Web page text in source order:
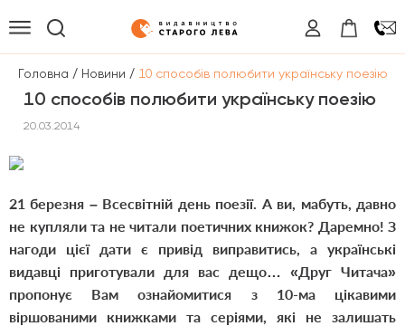
Головна / Новини / 10 способів полюбити українську поезію
10 способів полюбити українську поезію
20.03.2014
21 березня – Всесвітній день поезії. А ви, мабуть, давно
не купляли та не читали поетичних книжок? Даремно! З
нагоди цієї дати є привід виправитись, а українські
видавці приготували для вас дещо… «Друг Читача»
пропонує Вам ознайомитися з 10-ма цікавими
віршованими книжками та серіями, які не залишать